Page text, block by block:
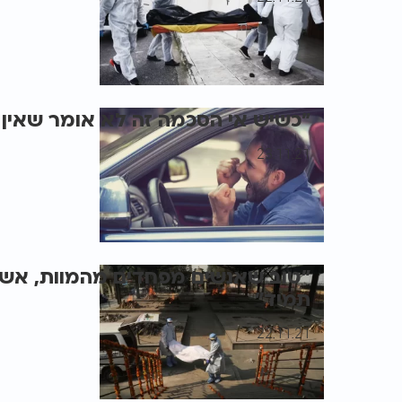
"כשיש אי הסכמה זה לא אומר
23.11.21
"טוב שאנשים מפחדים מהמוות,
תמיד"
22.11.21